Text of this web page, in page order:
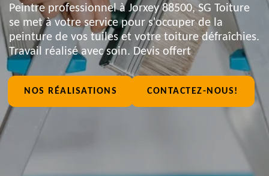
Peintre professionnel à Jorxey 88500, SG Toiture
se met à votre service pour s'occuper de la
peinture de vos tuiles et votre toiture défraîchies.
Travail réalisé avec soin. Devis offert
NOS RÉALISATIONS CONTACTEZ-NOUS!